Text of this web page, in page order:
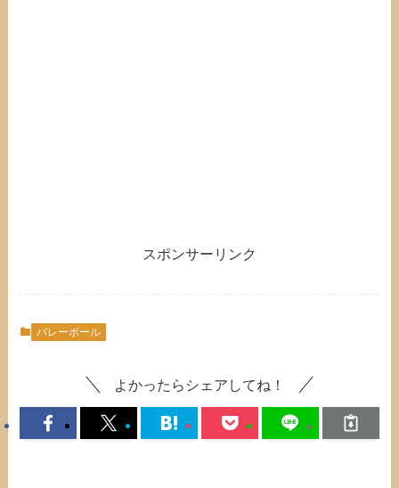
スポンサーリンク
バレーボール
よかったらシェアしてね！